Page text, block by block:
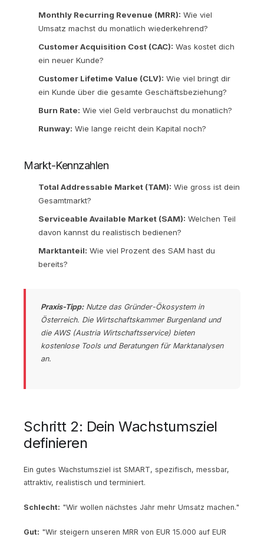
Monthly Recurring Revenue (MRR): Wie viel
Umsatz machst du monatlich wiederkehrend?
Customer Acquisition Cost (CAC): Was kostet dich
ein neuer Kunde?
Customer Lifetime Value (CLV): Wie viel bringt dir
ein Kunde über die gesamte Geschäftsbeziehung?
Burn Rate: Wie viel Geld verbrauchst du monatlich?
Runway: Wie lange reicht dein Kapital noch?
Markt-Kennzahlen
Total Addressable Market (TAM): Wie gross ist dein
Gesamtmarkt?
Serviceable Available Market (SAM): Welchen Teil
davon kannst du realistisch bedienen?
Marktanteil: Wie viel Prozent des SAM hast du
bereits?
Praxis-Tipp:Nutze das Gründer-Ökosystem in
Österreich. Die Wirtschaftskammer Burgenland und
die AWS (Austria Wirtschaftsservice) bieten
kostenlose Tools und Beratungen für Marktanalysen
an.
Schritt 2: Dein Wachstumsziel
definieren
Ein gutes Wachstumsziel ist SMART, spezifisch, messbar,
attraktiv, realistisch und terminiert.
Schlecht: "Wir wollen nächstes Jahr mehr Umsatz machen."
Gut: "Wir steigern unseren MRR von EUR 15.000 auf EUR